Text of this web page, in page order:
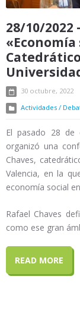
28/10/
«Economía
30 octubre, 2022
Actividades /
El pasado 28 de
organizó una
Chaves,
Valencia, en la
economía social
Rafael Chaves
como ese gran
READ MORE